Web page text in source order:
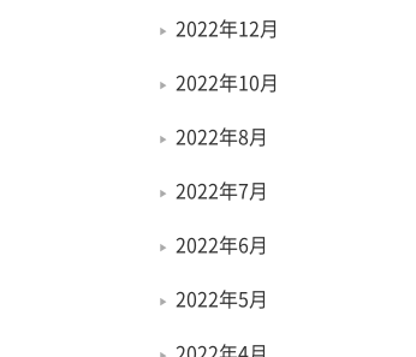
2022年12月
2022年10月
2022年8月
2022年7月
2022年6月
2022年5月